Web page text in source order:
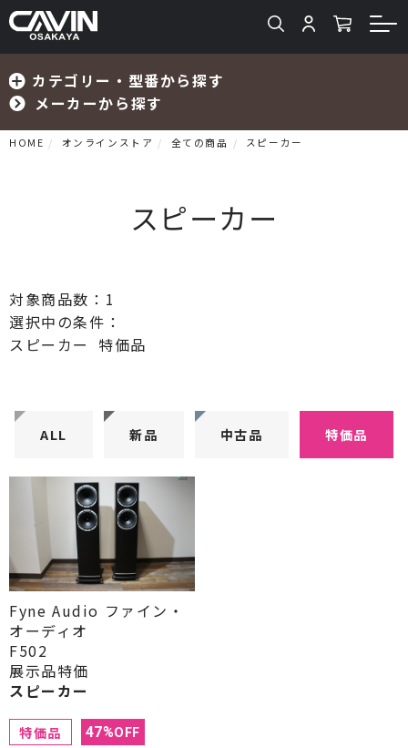
カテゴリー・型番から探す
メーカーから探す
プリメインアンプ
プリアンプ
CDプレーヤー・レシーバー
レコードプレーヤー
フォノイコライザー・MCトランス
スピーカー
オーディオアクセサリー
ヘッドフォン・イヤホン
オーディオその他
HOME オンラインストア 全ての商品 スピーカー
スピーカー
対象商品数： 1
選択中の条件：
スピーカー
特価品
ALL 新品 中古品 特価品
Fyne Audio ファイン・
オーディオ
F502
展示品特価
スピーカー
特価品 47%OFF